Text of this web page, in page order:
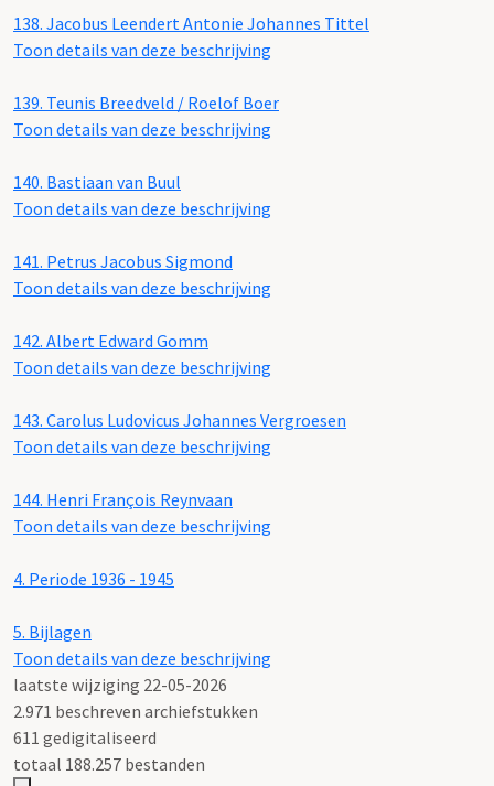
138. Jacobus Leendert Antonie Johannes Tittel
Toon details van deze beschrijving
139. Teunis Breedveld / Roelof Boer
Toon details van deze beschrijving
140. Bastiaan van Buul
Toon details van deze beschrijving
141. Petrus Jacobus Sigmond
Toon details van deze beschrijving
142. Albert Edward Gomm
Toon details van deze beschrijving
143. Carolus Ludovicus Johannes Vergroesen
Toon details van deze beschrijving
144. Henri François Reynvaan
Toon details van deze beschrijving
4. Periode 1936 - 1945
5. Bijlagen
Toon details van deze beschrijving
laatste wijziging 22-05-2026
2.971 beschreven archiefstukken
611 gedigitaliseerd
totaal 188.257 bestanden